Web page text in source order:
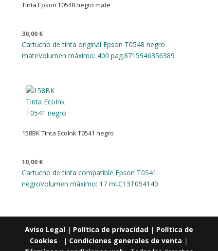
Tinta Epson T0548 negro mate
30,00 €
Cartucho de tinta original Epson T0548 negro
mateVolumen máximo: 400 pag.8715946356389
158BK Tinta EcoInk T0541 negro
10,00 €
Cartucho de tinta compatible Epson T0541
negroVolumen máximo: 17 ml.C13T054140
Aviso Legal| Política de privacidad| Política de
Cookies | Condiciones generales de venta |